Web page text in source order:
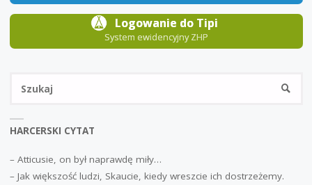
Logowanie do Tipi
System ewidencyjny ZHP
HARCERSKI CYTAT
– Atticusie, on był naprawdę miły…
– Jak większość ludzi, Skaucie, kiedy wreszcie ich dostrzeżemy.